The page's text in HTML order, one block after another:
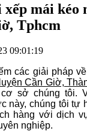
xếp mái kéo
Tphcm
09:01:19
các giải pháp về
Cần Giờ,
sở chúng tôi.
này, chúng tôi tự
hàng với dịch
nghiệp.